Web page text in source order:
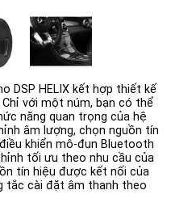
DSP HELIX kết hợp thiết kế
với một núm, bạn có thể
năng quan trọng của hệ
âm lượng, chọn nguồn tín
khiển mô-đun Bluetooth
tối ưu theo nhu cầu của
tín hiệu được kết nối của
tắc cài đặt âm thanh theo